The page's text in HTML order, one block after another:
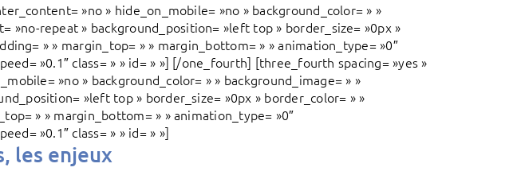
»no » hide_on_mobile= »no » background_color= » »
»no-repeat » background_position= »left top » border_size= »0px »
» » margin_top= » » margin_bottom= » » animation_type= »0″
»0.1″ class= » » id= » »] [/one_fourth] [three_fourth spacing= »yes »
»no » background_color= » » background_image= » »
»left top » border_size= »0px » border_color= » »
» » margin_bottom= » » animation_type= »0″
»0.1″ class= » » id= » »]
les enjeux